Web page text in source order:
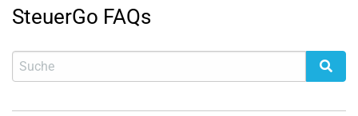
SteuerGo FAQs